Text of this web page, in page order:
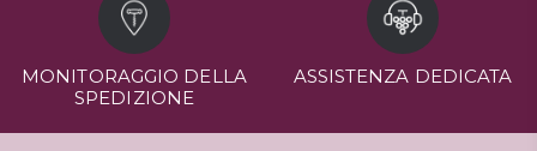
MONITORAGGIO DELLA
SPEDIZIONE
ASSISTENZA DEDICATA